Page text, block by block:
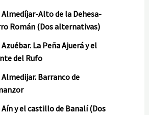
Almedíjar-Alto de la Dehesa-
Román(Dos alternativas)
Azuébar. La Peña Ajuerá y el
del Rufo
Almedijar. Barranco de
Aín y el castillo de Banalí(Dos